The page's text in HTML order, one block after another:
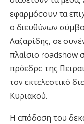
εφαρμόσουν τα
ο διευθύνων
Λαζαρίδης, σε
πλαίσιο roadshow
πρόεδρο της
τον εκτελεστικό
Κυριακού.
Η απόδοση του